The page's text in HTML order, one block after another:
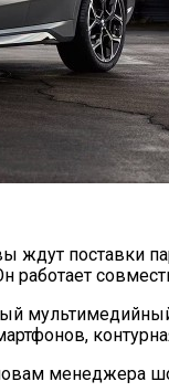
ждут поставки
менеджера